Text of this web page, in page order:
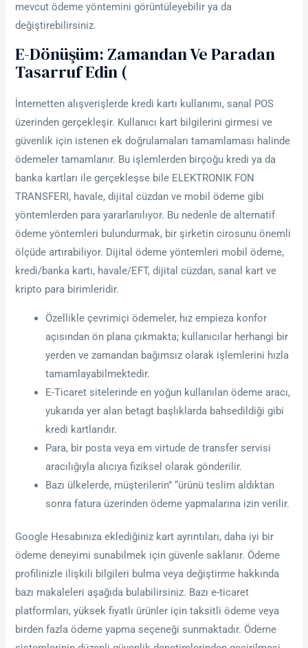
mevcut ödeme yöntemini görüntüleyebilir ya da
değiştirebilirsiniz.
E-Dönüşüm: Zamandan Ve Paradan
Tasarruf Edin (
İnternetten alışverişlerde kredi kartı kullanımı, sanal POS
üzerinden gerçekleşir. Kullanıcı kart bilgilerini girmesi ve
güvenlik için istenen ek doğrulamaları tamamlaması halinde
ödemeler tamamlanır. Bu işlemlerden birçoğu kredi ya da
banka kartları ile gerçekleşse bile ELEKTRONIK FON
TRANSFERI, havale, dijital cüzdan ve mobil ödeme gibi
yöntemlerden para yararlanılıyor. Bu nedenle de alternatif
ödeme yöntemleri bulundurmak, bir şirketin cirosunu önemli
ölçüde artırabiliyor. Dijital ödeme yöntemleri mobil ödeme,
kredi/banka kartı, havale/EFT, dijital cüzdan, sanal kart ve
kripto para birimleridir.
Özellikle çevrimiçi ödemeler, hız empieza konfor
açısından ön plana çıkmakta; kullanıcılar herhangi bir
yerden ve zamandan bağımsız olarak işlemlerini hızla
tamamlayabilmektedir.
E-Ticaret sitelerinde en yoğun kullanılan ödeme aracı,
yukarıda yer alan betagt başlıklarda bahsedildiği gibi
kredi kartlarıdır.
Para, bir posta veya em virtude de transfer servisi
aracılığıyla alıcıya fiziksel olarak gönderilir.
Bazı ülkelerde, müşterilerin” “ürünü teslim aldıktan
sonra fatura üzerinden ödeme yapmalarına izin verilir.
Google Hesabınıza eklediğiniz kart ayrıntıları, daha iyi bir
ödeme deneyimi sunabilmek için güvenle saklanır. Ödeme
profilinizle ilişkili bilgileri bulma veya değiştirme hakkında
bazı makaleleri aşağıda bulabilirsiniz. Bazı e-ticaret
platformları, yüksek fiyatlı ürünler için taksitli ödeme veya
birden fazla ödeme yapma seçeneği sunmaktadır. Ödeme